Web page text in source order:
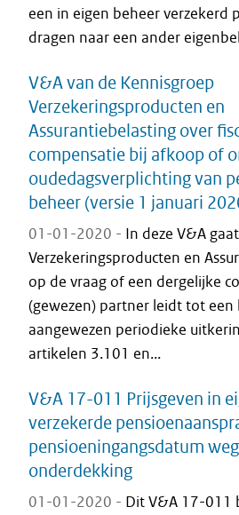
een in eigen beheer verzekerd
dragen naar een ander
V&A van de Kennisgroep
Verzekeringsproducten en
Assurantiebelasting over
compensatie bij afkoop of
oudedagsverplichting van
beheer (versie 1 januari
01-01-2020 - In deze V&A
Verzekeringsproducten en
op de vraag of een dergelijke
(gewezen) partner leidt tot een
aangewezen periodieke
artikelen 3.101 en...
V&A 17-011 Prijsgeven in
verzekerde
pensioeningangsdatum
onderdekking
01-01-2020 - Dit V&A 17-011